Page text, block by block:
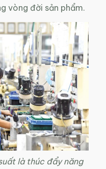
vòng đời sản phẩm.
là thúc đẩy năng